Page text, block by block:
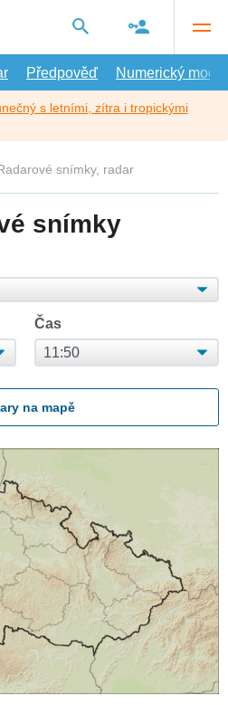
Předpověď Numerický model
s letními, zítra i tropickými
snímky, radar
snímky
Čas
na mapě